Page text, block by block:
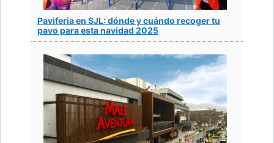
Paviferia en SJL: dónde y cuándo recoger tu
pavo para esta navidad 2025